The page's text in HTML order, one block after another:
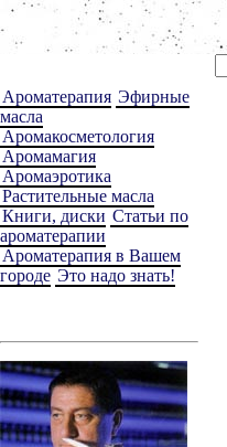
Ароматерапия Эфирные
масла
Аромакосметология
Аромамагия
Аромаэротика
Растительные масла
Книги, диски Статьи по
ароматерапии
Ароматерапия в Вашем
городе Это надо знать!